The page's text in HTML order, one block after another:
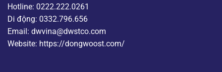
Hotline: 0222.222.0261
Di động: 0332.796.656
Email: dwvina@dwstco.com
Website: https://dongwoost.com/